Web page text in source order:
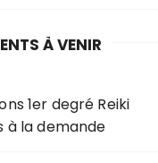
À VENIR
1er degré Reiki
à la demande